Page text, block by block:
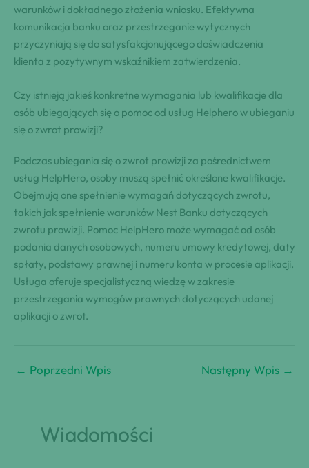
warunków i dokładnego złożenia wniosku. Efektywna
komunikacja banku oraz przestrzeganie wytycznych
przyczyniają się do satysfakcjonującego doświadczenia
klienta z pozytywnym wskaźnikiem zatwierdzenia.
Czy istnieją jakieś konkretne wymagania lub kwalifikacje dla
osób ubiegających się o pomoc od usług Helphero w ubieganiu
się o zwrot prowizji?
Podczas ubiegania się o zwrot prowizji za pośrednictwem
usług HelpHero, osoby muszą spełnić określone kwalifikacje.
Obejmują one spełnienie wymagań dotyczących zwrotu,
takich jak spełnienie warunków Nest Banku dotyczących
zwrotu prowizji. Pomoc HelpHero może wymagać od osób
podania danych osobowych, numeru umowy kredytowej, daty
spłaty, podstawy prawnej i numeru konta w procesie aplikacji.
Usługa oferuje specjalistyczną wiedzę w zakresie
przestrzegania wymogów prawnych dotyczących udanej
aplikacji o zwrot.
← Poprzedni Wpis Następny Wpis →
Wiadomości